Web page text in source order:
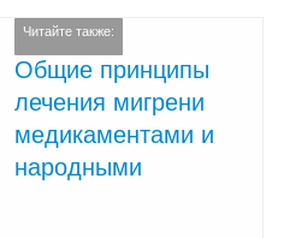
Читайте также:
Общие принципы
лечения мигрени
медикаментами и
народными